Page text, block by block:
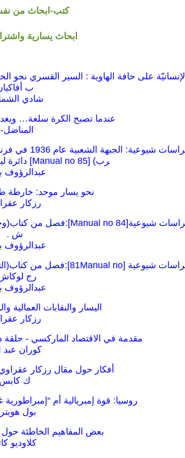
كتب-ابحاث من
ابحاث يسارية
الإنسانيّة على حافة الهاوية : السير القسري نحو
ب
شادي
عندما تصبح الكرة سلعة…
كراسات
رب) [85 Manual no] دائرة ليون تروتسكي .فرنسا.
عبدالرؤوف
نحو يسار موحد: خارطة
رزكار
ش .
عبدالرؤوف
رج
عبدالرؤوف
اليسار والنقابات العمالية
رزكار
مقدمة في الاقتصاد الماركسي - حلقة
كوران عبد
أفكار حول مقال رزكار
ك كابس
روسيا: قوة إمبريالية أم
بول
بعض المفاهيم الخاطئة حول
كلاوديو